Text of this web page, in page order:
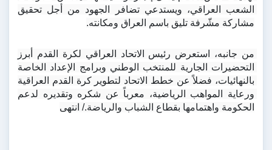
مشاركة مشّرفة تليق باسم العراق ومكانته.
الحكومة واهتمامها بقطاع الشباب والرياضة./ انتهى